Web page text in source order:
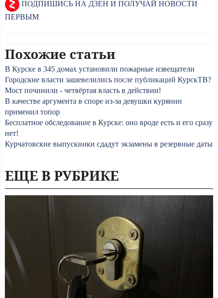
ПОДПИШИСЬ НА ДЗЕН И ПОЛУЧАЙ НОВОСТИ
ПЕРВЫМ
Похожие статьи
В Курске в 345 домах установили пожарные извещатели
Городские власти зашевелились после публикаций КурскТВ?
Мост починили - четвёртая власть в действии!
В качестве аргумента в споре из-за девушки курянин
применил топор
Бесплатное обследование в Курске: оно вроде есть и его сразу
нет!
Курчатовские выпускники сдадут экзамены в резервные даты
ЕЩЕ В РУБРИКЕ